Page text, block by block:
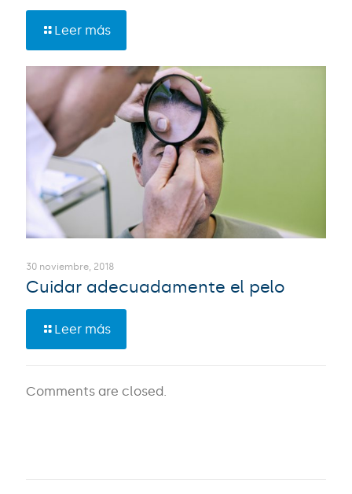
Leer más
30 noviembre, 2018
Cuidar adecuadamente el pelo
Leer más
Comments are closed.